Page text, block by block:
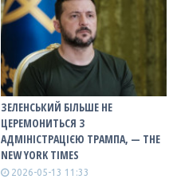
ЗЕЛЕНСЬКИЙ БІЛЬШЕ НЕ
ЦЕРЕМОНИТЬСЯ З
АДМІНІСТРАЦІЄЮ ТРАМПА, — THE
NEW YORK TIMES
2026-05-13 11:33